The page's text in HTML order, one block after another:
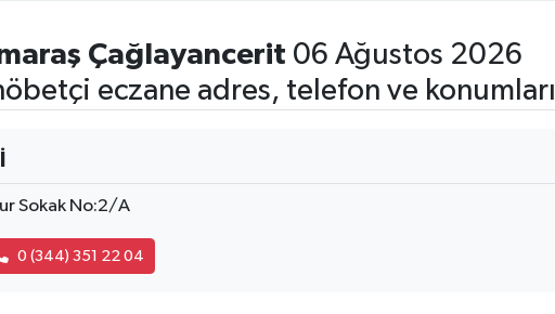
Çağlayancerit 06 Ağustos 2026
eczane adres, telefon ve konumları
Sokak No:2/A
0 (344) 351 22 04